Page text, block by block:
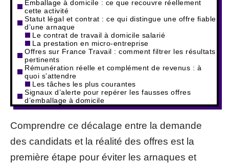
Emballage à domicile : ce que recouvre réellement
cette activité
Statut légal et contrat : ce qui distingue une offre fiable
d’une arnaque
Le contrat de travail à domicile salarié
La prestation en micro-entreprise
Offres sur France Travail : comment filtrer les résultats
pertinents
Rémunération réelle et complément de revenus : à
quoi s’attendre
Les tâches les plus courantes
Signaux d’alerte pour repérer les fausses offres
d’emballage à domicile
Comprendre ce décalage entre la demande
des candidats et la réalité des offres est la
première étape pour éviter les arnaques et